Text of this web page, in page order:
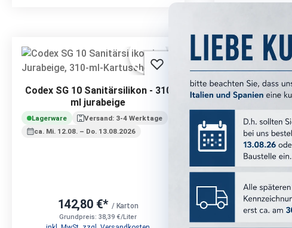
Codex SG 10 Sanitärsilikon - 310
ml jurabeige
Lagerware
Versand: 3-4 Werktage
ca. Mi. 12.08. – Do. 13.08.2026
142,80 €* / Karton
Grundpreis: 38,39 €/Liter
Farb-
Lagerware
ca. Mi. 12.08. –